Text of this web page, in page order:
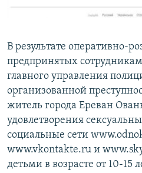
English
Русский
Все сайты Радио Азатутюн
В результате оперативно-
предпринятых
главного управления
организованной
житель города Ереван
удовлетворения
социальные сети
www.vkontakte.ru и
детьми в возрасте от 10-15